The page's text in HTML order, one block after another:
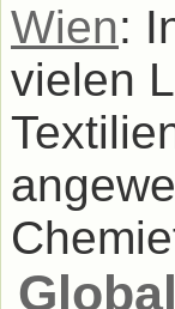
Wien:
vielen